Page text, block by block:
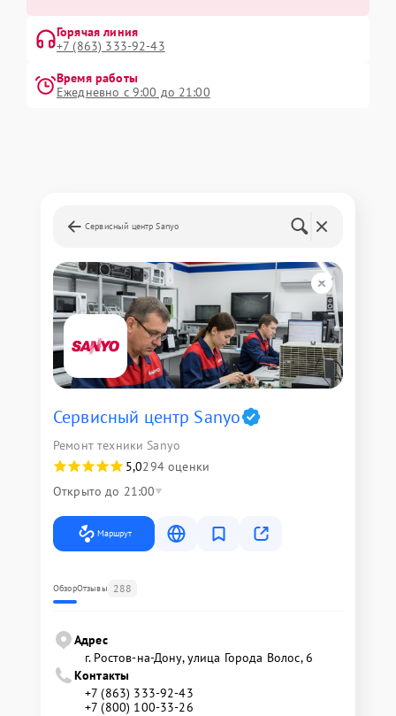
Горячая линия
+7 (863) 333-92-43
Время работы
Ежедневно с 9:00 до 21:00
Сервисный центр Sanyo
Сервисный центр Sanyo
Ремонт техники Sanyo
5,0294 оценки
Открыто до 21:00
Маршрут
ОбзорОтзывы 288
Адрес
г. Ростов-на-Дону, улица Города Волос, 6
Контакты
+7 (863) 333-92-43
+7 (800) 100-33-26